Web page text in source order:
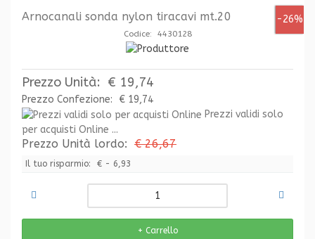
-26%
Arnocanali sonda nylon tiracavi mt.20
Codice: 4430128
Prezzo Unità: € 19,74
Prezzo Confezione:
€ 19,74
Prezzi validi solo
per acquisti Online ...
Prezzo Unità lordo: € 26,67
Il tuo risparmio: € - 6,93